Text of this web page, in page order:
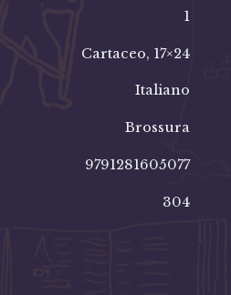
1
Cartaceo, 17×24
Italiano
Brossura
9791281605077
304